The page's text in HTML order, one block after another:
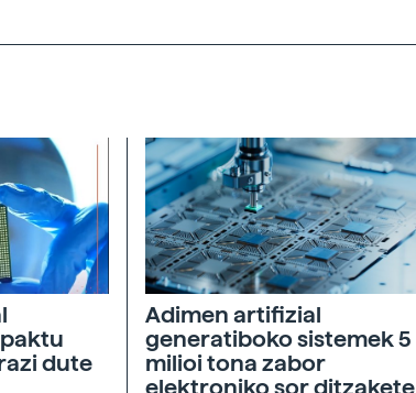
dute
Adimen artifizial
generatiboko sistemek 5
milioi tona zabor
elektroniko sor ditzakete